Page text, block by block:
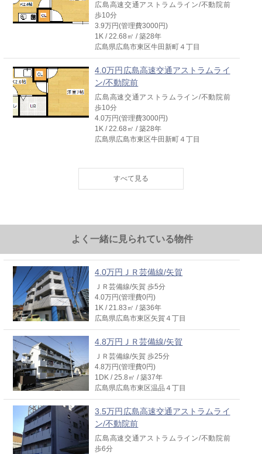
広島高速交通アストラムライン/不動院前
歩10分
3.9万円(管理費3000円)
1K / 22.68㎡ / 築28年
広島県広島市東区牛田新町４丁目
4.0万円広島高速交通アストラムライ
ン/不動院前
広島高速交通アストラムライン/不動院前
歩10分
4.0万円(管理費3000円)
1K / 22.68㎡ / 築28年
広島県広島市東区牛田新町４丁目
ン/不動院前
広島高速交通アストラムライン/不動院前
よく一緒に見られている物件
4.0万円ＪＲ芸備線/矢賀
ＪＲ芸備線/矢賀 歩5分
4.0万円(管理費0円)
1K / 21.83㎡ / 築36年
広島県広島市東区矢賀４丁目
4.8万円ＪＲ芸備線/矢賀
ＪＲ芸備線/矢賀 歩25分
4.8万円(管理費0円)
1DK / 25.8㎡ / 築37年
広島県広島市東区温品４丁目
3.5万円広島高速交通アストラムライ
ン/不動院前
広島高速交通アストラムライン/不動院前
歩6分